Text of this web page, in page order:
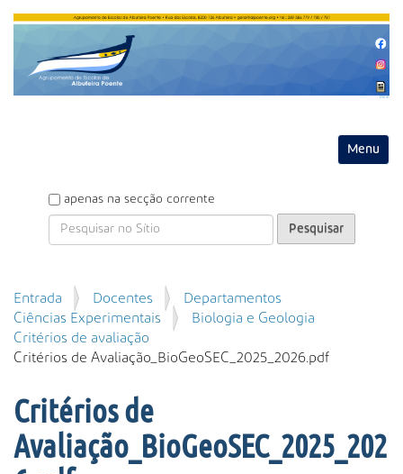
Toggle
P
e
i
s
a
r
apenas na secção corrente
P
e
s
q
s
A
v
Entrada Docentes
Departamentos
Ciências Experimentais
Biologia e Geologia
Critérios de avaliação
Critérios de Avaliação_BioGeoSEC_2025_2026.pdf
Critérios de
Avaliação_BioGeoSEC_2025_202